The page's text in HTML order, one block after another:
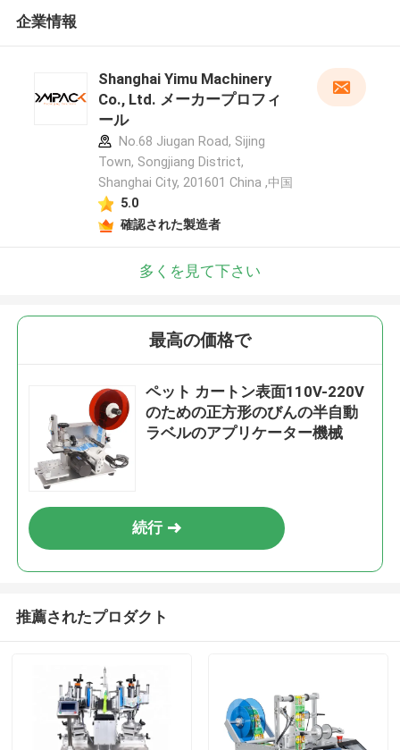
企業情報
Shanghai Yimu Machinery
Co., Ltd. メーカープロフィ
ール
No.68 Jiugan Road, Sijing
Town, Songjiang District,
Shanghai City, 201601 China ,中国
5.0
確認された製造者
多くを見て下さい
最高の価格で
ペット カートン表面110V-220V
のための正方形のびんの半自動
ラベルのアプリケーター機械
続行
推薦されたプロダクト